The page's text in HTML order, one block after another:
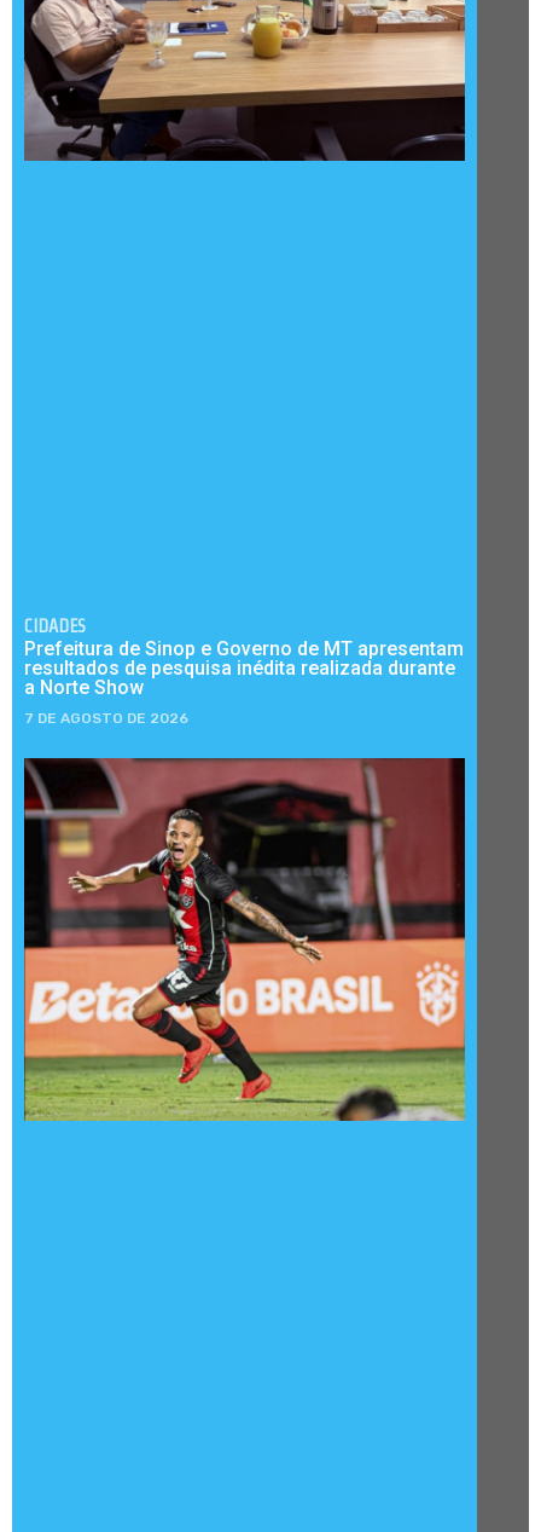
CIDADES
Prefeitura de Sinop e Governo de MT apresentam
resultados de pesquisa inédita realizada durante
a Norte Show
7 DE AGOSTO DE 2026